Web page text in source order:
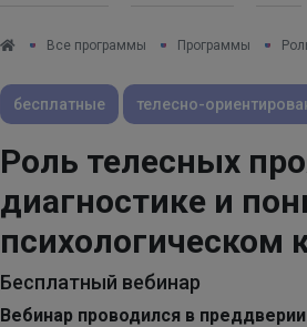
Все программы Программы
бесплатные телесно-
Роль телесных
диагностике и
психологическом
Бесплатный вебинар
Вебинар проводился в